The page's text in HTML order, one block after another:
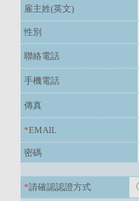
雇主姓(英文)
性別
聯絡電話
手機電話
傳真
*EMAIL
密碼
*請確認認證方式